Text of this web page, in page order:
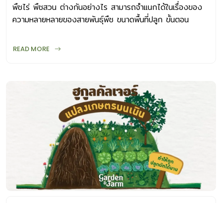
พืชไร่ พืชสวน ต่างกันอย่างไร สามารถจำแนกได้ในเรื่องของ
ความหลายหลายของสายพันธุ์พืช ขนาดพื้นที่ปลูก ขั้นตอน
READ MORE